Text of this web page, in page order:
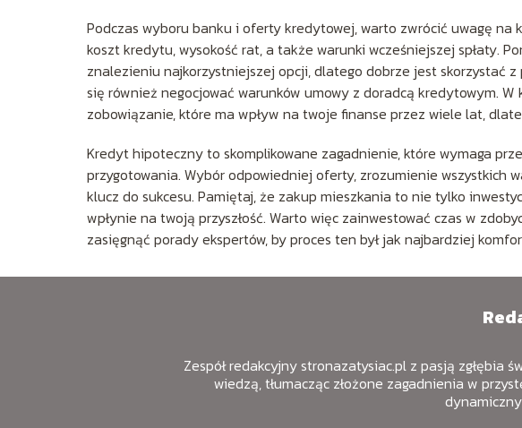
Podczas wyboru banku i oferty kredytowej, warto zwrócić uwagę na
koszt kredytu, wysokość rat, a także warunki wcześniejszej spłaty.
znalezieniu najkorzystniejszej opcji, dlatego dobrze jest skorzystać
się również negocjować warunków umowy z doradcą kredytowym.
zobowiązanie, które ma wpływ na twoje finanse przez wiele lat,
Kredyt hipoteczny to skomplikowane zagadnienie, które wymaga
przygotowania. Wybór odpowiedniej oferty, zrozumienie wszystkich
klucz do sukcesu. Pamiętaj, że zakup mieszkania to nie tylko
wpłynie na twoją przyszłość. Warto więc zainwestować czas w
zasięgnąć porady ekspertów, by proces ten był jak najbardziej
Zespół redakcyjny stronazatysiac.pl z pasją zgłębia
wiedzą, tłumacząc złożone zagadnienia w